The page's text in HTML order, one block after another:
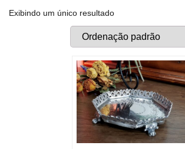
Exibindo um único resultado